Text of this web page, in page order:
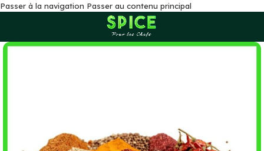
Passer à la navigation Passer au contenu principal